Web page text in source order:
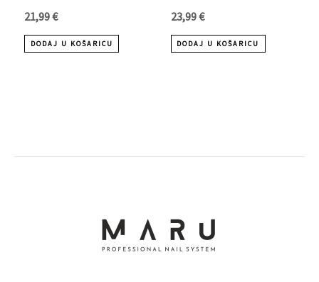
21,99€
DODAJ U KOŠARICU
23,99€
DODAJ U KOŠARICU